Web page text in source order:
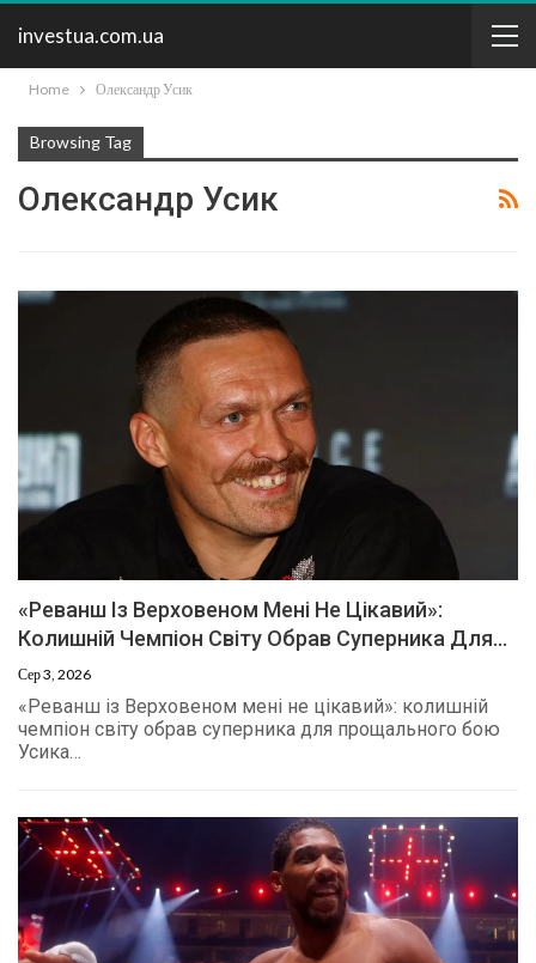
investua.com.ua
Home Олександр Усик
Browsing Tag
Олександр Усик
«Реванш Із Верховеном Мені Не Цікавий»:
Колишній Чемпіон Світу Обрав Суперника Для…
Сер 3, 2026
«Реванш із Верховеном мені не цікавий»: колишній
чемпіон світу обрав суперника для прощального бою
Усика…